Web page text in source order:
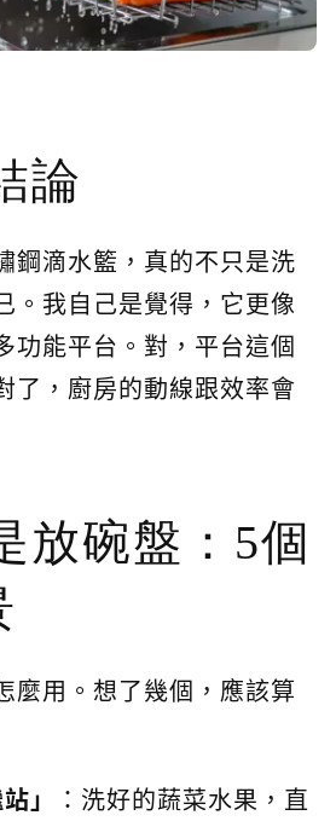
論
鋼滴水籃，真的不只是洗
。我自己是覺得，它更像
功能平台。對，平台這個
了，廚房的動線跟效率會
放碗盤：5個
麼用。想了幾個，應該算
」
：洗好的蔬菜水果，直